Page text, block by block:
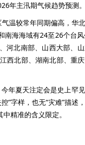
年主汛期气候趋势预测。
较常年同期偏高，华北
海海域有24至26个台
北南部、山西大部、山
西北部、湖南北部、重
夏天注定会是史上罕
”字样，也无“灾难”描述
精准的含义限定。